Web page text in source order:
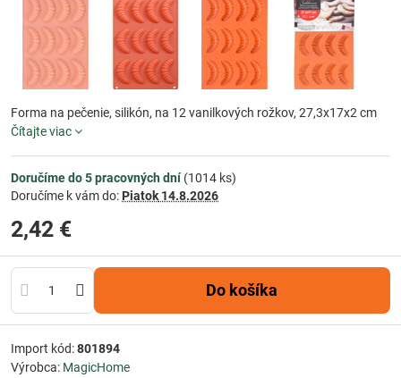
Forma na pečenie, silikón, na 12 vanilkových rožkov, 27,3x17x2 cm
Čítajte viac
Doručíme do 5 pracovných dní(1014 ks)
Doručíme k vám do: Piatok 14.8.2026
2,42 €
Do košíka
Import kód:801894
Výrobca: MagicHome